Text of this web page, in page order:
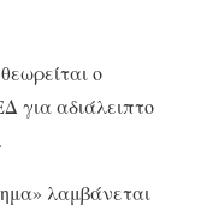
ο
για αδιάλειπτο
λαμβάνεται